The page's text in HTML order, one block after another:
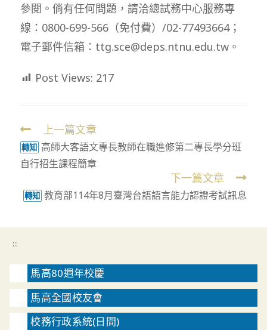
參閱。倘有任何問題，請洽總試務中心服務專
線：0800-699-566（免付費）/02-77493664；
電子郵件信箱：ttg.sce@deps.ntnu.edu.tw。
Post Views: 217
Read
more
articles
上一篇文章
轉知 高師大客語文專長教師在職進修第二專長學分班
自行招生課程簡章
下一篇文章
轉知 教育部114年8月臺灣台語語言能力認證考試訊息
:::
馬高80週年校慶
馬高全國校友會
校務行政系統(日間)